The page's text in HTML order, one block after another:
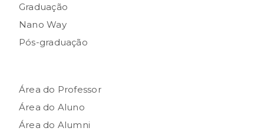
Graduação
Nano Way
Pós-graduação
Área do Professor
Área do Aluno
Área do Alumni